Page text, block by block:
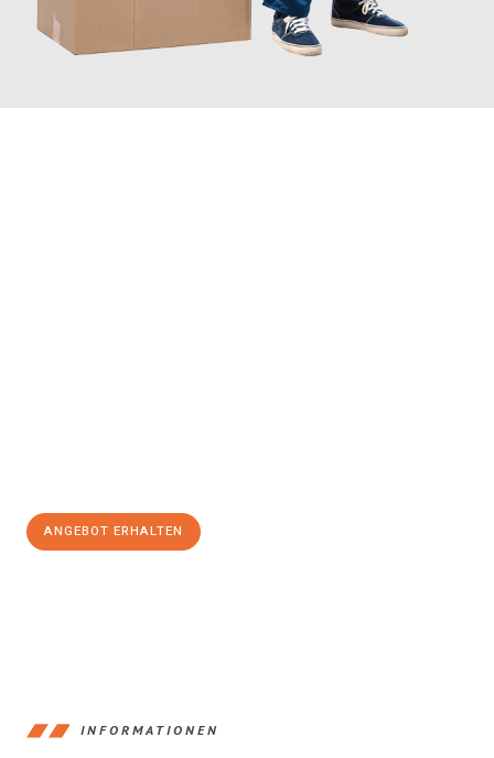
ANGEBOT ERHALTEN
INFORMATIONEN